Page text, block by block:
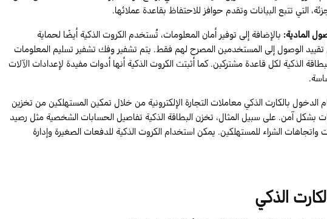
التي تتبع البيانات وتقدم حوافز للاحتفاظ بقاعدة عملائها.
المادية:بالإضافة إلى توفير أمان المعلومات، تُستخدم الكروت الذكية أيضًا لحماية
الوصول إلى المستخدمين المصرح لهم فقط. يتم تشفير وفك تشفير تسليم المعلومات
الذكية لكل قاعدة مشتركين. كما أثبتت الكروت الذكية أنها أدوات مفيدة لإعدادات الآلات
بالكارت الذكيمعاملات التجارة الإلكترونية من خلال تمكين المستهلكين من تخزين
بشكل آمن. على سبيل المثال، تخزن البطاقة الذكية تفاصيل الحسابات الشخصية مثل رصيد
واتجاهات الشراء للمستهلكين. يمكن استخدام الكروت الذكية للدفعات الصغيرة وإدارة
الذكي